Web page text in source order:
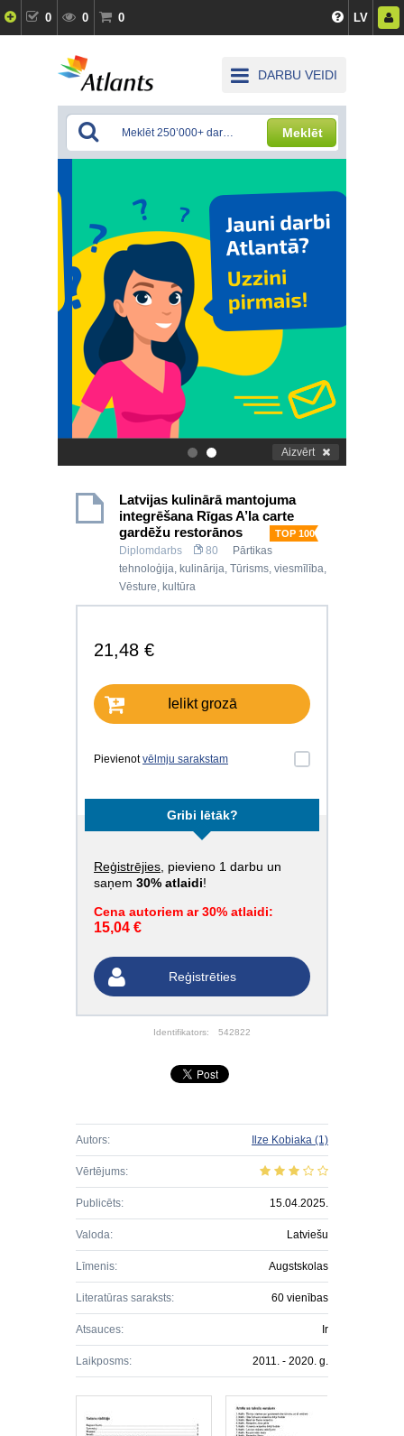
0 0 0 LV
DARBU VEIDI
Meklēt
. Aizvērt
Latvijas kulinārā mantojuma
integrēšana Rīgas A’la carte
gardēžu restorānos
TOP 100
Diplomdarbs 80
Pārtikas
tehnoloģija, kulinārija, Tūrisms, viesmīlība,
Vēsture, kultūra
21,48 €
Ielikt grozā
Pievienotvēlmju sarakstam
Gribi lētāk?
Reģistrējies , pievieno 1 darbu un
saņem 30% atlaidi!
Cena autoriem ar 30% atlaidi:
15,04 €
Reģistrēties
Identifikators: 542822
Autors: Ilze Kobiaka (1)
Vērtējums:
Publicēts: 15.04.2025.
Valoda: Latviešu
Līmenis: Augstskolas
Literatūras saraksts: 60 vienības
Atsauces: Ir
Laikposms: 2011. - 2020. g.